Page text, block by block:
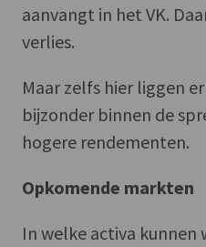
aanvangt in het VK.
verlies.
Maar zelfs hier liggen
bijzonder binnen de
hogere rendementen.
Opkomende markten
In welke activa kunnen